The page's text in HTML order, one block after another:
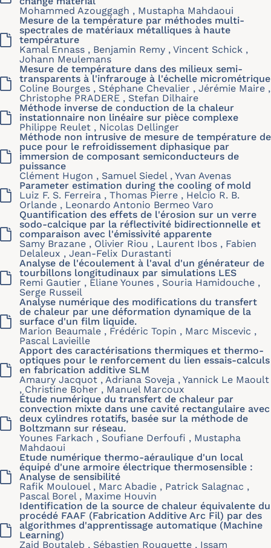
Mohammed Azouggagh , Mustapha Mahdaoui
Mesure de la température par méthodes multi-
spectrales de matériaux métalliques à haute
température
Kamal Ennass , Benjamin Remy , Vincent Schick ,
Johann Meulemans
Mesure de température dans des milieux semi-
transparents à l'infrarouge à l'échelle micrométrique
Coline Bourges , Stéphane Chevalier , Jérémie Maire ,
Christophe PRADERE , Stefan Dilhaire
Méthode inverse de conduction de la chaleur
instationnaire non linéaire sur pièce complexe
Philippe Reulet , Nicolas Dellinger
Méthode non intrusive de mesure de température de
puce pour le refroidissement diphasique par
immersion de composant semiconducteurs de
puissance
Clément Hugon , Samuel Siedel , Yvan Avenas
Parameter estimation during the cooling of mold
Luiz F. S. Ferreira , Thomas Pierre , Helcio R. B.
Orlande , Leonardo Antonio Bermeo Varo
Quantification des effets de l'érosion sur un verre
sodo-calcique par la réflectivité bidirectionnelle et
comparaison avec l'émissivité apparente
Samy Brazane , Olivier Riou , Laurent Ibos , Fabien
Delaleux , Jean-Felix Durastanti
Analyse de l'écoulement à l'aval d'un générateur de
tourbillons longitudinaux par simulations LES
Remi Gautier , Eliane Younes , Souria Hamidouche ,
Serge Russeil
Analyse numérique des modifications du transfert
de chaleur par une déformation dynamique de la
surface d'un film liquide.
Marion Beaumale , Frédéric Topin , Marc Miscevic ,
Pascal Lavieille
Apport des caractérisations thermiques et thermo-
optiques pour le renforcement du lien essais-calculs
en fabrication additive SLM
Amaury Jacquot , Adriana Soveja , Yannick Le Maoult
, Christine Boher , Manuel Marcoux
Étude numérique du transfert de chaleur par
convection mixte dans une cavité rectangulaire avec
deux cylindres rotatifs, basée sur la méthode de
Boltzmann sur réseau.
Younes Farkach , Soufiane Derfoufi , Mustapha
Mahdaoui
Etude numérique thermo-aéraulique d'un local
équipé d'une armoire électrique thermosensible :
Analyse de sensibilité
Rafik Moulouel , Marc Abadie , Patrick Salagnac ,
Pascal Borel , Maxime Houvin
Identification de la source de chaleur équivalente du
procédé FAAF (Fabrication Additive Arc Fil) par des
algorithmes d'apprentissage automatique (Machine
Learning)
Zaid Boutaleb , Sébastien Rouquette , Issam